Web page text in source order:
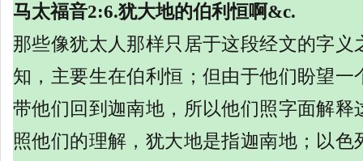
马太福音2:6.犹大地的伯利恒啊&c.
那些像犹太人那样只居于这段经文的字义
知，主要生在伯利恒；但由于他们盼望一
带他们回到迦南地，所以他们照字面解释
照他们的理解，犹大地是指迦南地；以色